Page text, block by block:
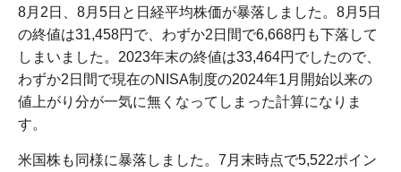
8月2日、8月5日と日経平均株価が暴落しました。8月5日
の終値は31,458円で、わずか2日間で6,668円も下落して
しまいました。2023年末の終値は33,464円でしたので、
わずか2日間で現在のNISA制度の2024年1月開始以来の
値上がり分が一気に無くなってしまった計算になりま
す。
米国株も同様に暴落しました。7月末時点で5,522ポイン